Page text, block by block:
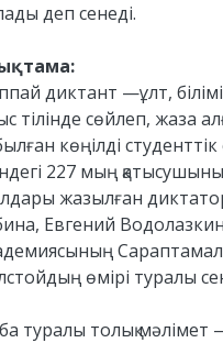
деп сенеді.
диктант —ұлт,
тілінде сөйлеп, жаза
көңілді
227 мың
жазылған
Евгений
өмірі туралы
туралы толық